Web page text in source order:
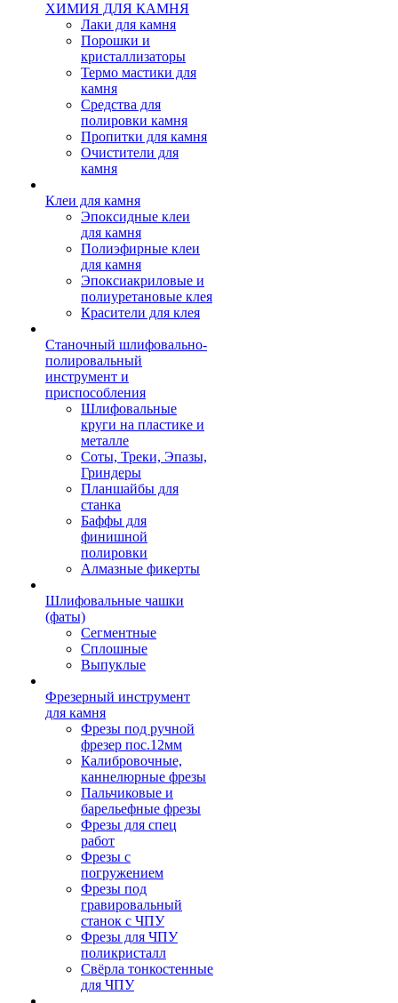
ХИМИЯ ДЛЯ КАМНЯ
Лаки для камня
Порошки и
кристаллизаторы
Термо мастики для
камня
Средства для
полировки камня
Пропитки для камня
Очистители для
камня
Клеи для камня
Эпоксидные клеи
для камня
Полиэфирные клеи
для камня
Эпоксиакриловые и
полиуретановые клея
Красители для клея
Станочный шлифовально-
полировальный
инструмент и
приспособления
Шлифовальные
круги на пластике и
металле
Соты, Треки, Эпазы,
Гриндеры
Планшайбы для
станка
Баффы для
финишной
полировки
Алмазные фикерты
Шлифовальные чашки
(фаты)
Сегментные
Сплошные
Выпуклые
Фрезерный инструмент
для камня
Фрезы под ручной
фрезер пос.12мм
Калибровочные,
каннелюрные фрезы
Пальчиковые и
барельефные фрезы
Фрезы для спец
работ
Фрезы с
погружением
Фрезы под
гравировальный
станок с ЧПУ
Фрезы для ЧПУ
поликристалл
Свёрла тонкостенные
для ЧПУ